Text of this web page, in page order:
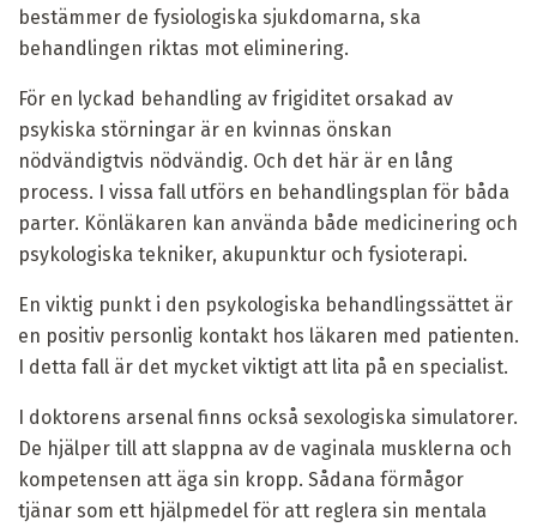
bestämmer de fysiologiska sjukdomarna, ska
behandlingen riktas mot eliminering.
För en lyckad behandling av frigiditet orsakad av
psykiska störningar är en kvinnas önskan
nödvändigtvis nödvändig. Och det här är en lång
process. I vissa fall utförs en behandlingsplan för båda
parter. Könläkaren kan använda både medicinering och
psykologiska tekniker, akupunktur och fysioterapi.
En viktig punkt i den psykologiska behandlingssättet är
en positiv personlig kontakt hos läkaren med patienten.
I detta fall är det mycket viktigt att lita på en specialist.
I doktorens arsenal finns också sexologiska simulatorer.
De hjälper till att slappna av de vaginala musklerna och
kompetensen att äga sin kropp. Sådana förmågor
tjänar som ett hjälpmedel för att reglera sin mentala